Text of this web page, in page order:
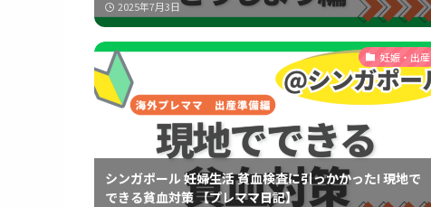
2025年7月3日
妊娠・出産
シンガポール 妊婦生活 貧血検査に引っかかった! 現地で
できる貧血対策 【プレママ日記】